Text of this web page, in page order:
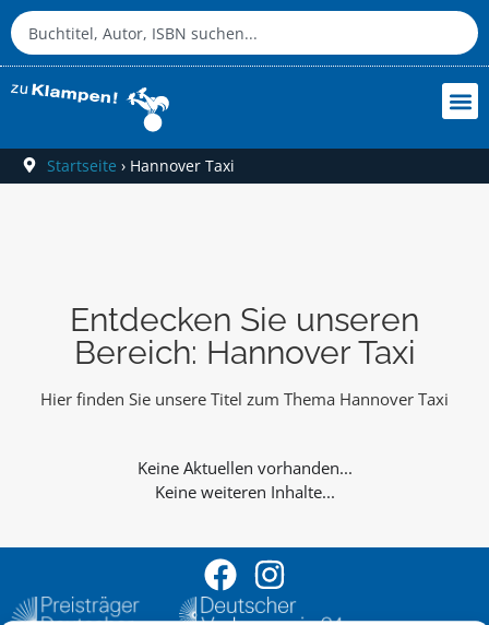
Startseite › Hannover Taxi
Entdecken Sie unseren
Bereich: Hannover Taxi
Hier finden Sie unsere Titel zum Thema Hannover Taxi
Keine weiteren Inhalte...